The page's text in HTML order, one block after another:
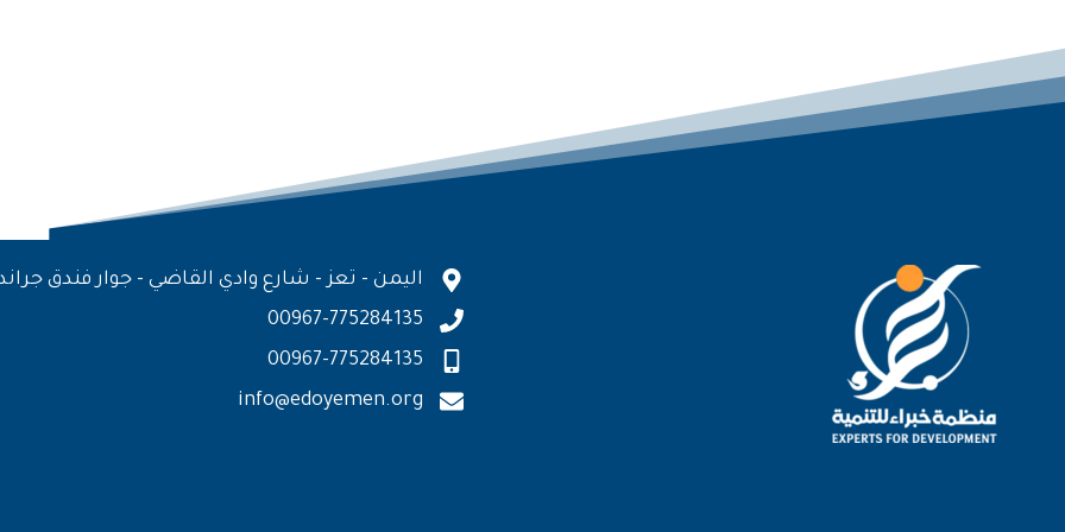
اليمن - تعز - شارع وادي القاضي - جوار فندق
00967-775284135
00967-775284135
info@edoyemen.org